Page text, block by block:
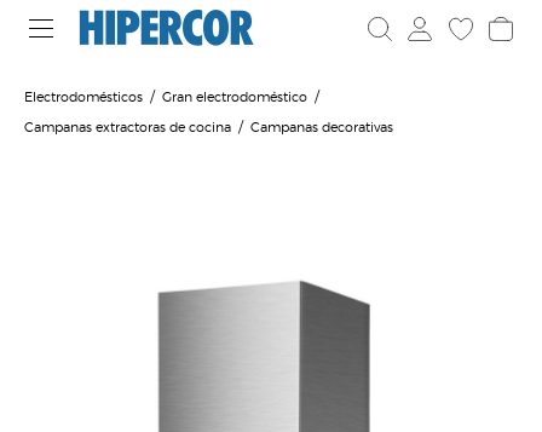
Electrodomésticos
Gran electrodoméstico
Campanas extractoras de cocina
Campanas decorativas